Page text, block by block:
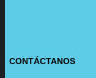
CONTÁCTANOS